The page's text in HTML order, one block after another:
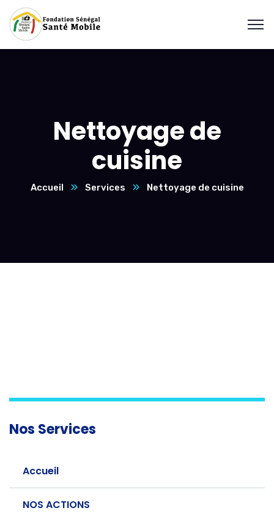
Nettoyage de
cuisine
Accueil Services Nettoyage de cuisine
Nos Services
Accueil
NOS ACTIONS